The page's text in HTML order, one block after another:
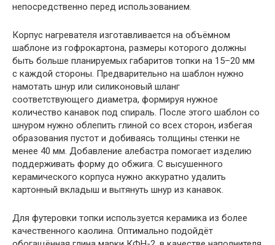
непосредственно перед использованием.
Корпус нагревателя изготавливается на объёмном
шаблоне из гофрокартона, размеры которого должны
быть больше планируемых габаритов топки на 15–20 мм
с каждой стороны. Предварительно на шаблон нужно
намотать шнур или силиконовый шланг
соответствующего диаметра, формируя нужное
количество канавок под спираль. После этого шаблон со
шнуром нужно облепить глиной со всех сторон, избегая
образования пустот и добиваясь толщины стенки не
менее 40 мм. Добавление алебастра помогает изделию
поддерживать форму до обжига. С высушенного
керамического корпуса нужно аккуратно удалить
картонный вкладыш и вытянуть шнур из канавок.
Для футеровки топки используется керамика из более
качественного каолина. Оптимально подойдёт